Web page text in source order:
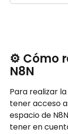
⚙️ Cómo
N8N
Para realizar
tener acceso
espacio de
tener en